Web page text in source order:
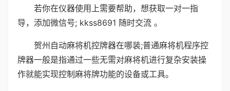
若你在仪器使用上需要帮助，想获取一对一指
导，添加微信号; kkss8691 随时交流 。
贺州自动麻将机控牌器在哪装;普通麻将机程序控
牌器一般是指通过一些无需对麻将机进行复杂安装操
作就能实现控制麻将牌功能的设备或工具。